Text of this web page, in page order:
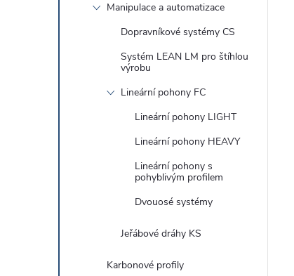
Manipulace a automatizace
Dopravníkové systémy CS
Systém LEAN LM pro štíhlou
výrobu
Lineární pohony FC
Lineární pohony LIGHT
Lineární pohony HEAVY
Lineární pohony s
pohyblivým profilem
Dvouosé systémy
Jeřábové dráhy KS
Karbonové profily